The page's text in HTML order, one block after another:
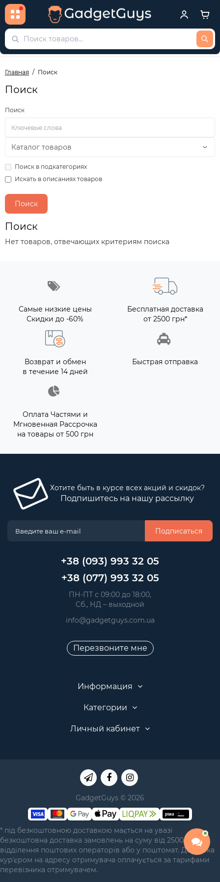
Главная Поиск
Поиск
Поиск
Поиск в подкатегориях
Искать в описаниях товаров
Поиск
Нет товаров, отвечающих критериям поиска
Самые низкие цены
Скидки до -60%
Бесплатная доставка
от 2500 грн*
Возврат и обмен
в течение 14 дней
Быстрая отправка
Оплата Частями и
Мгновенная Рассрочка
на товары от 500 грн
Хотите быть в курсе всех акций и скидок?
Подпишитесь на нашу рассылку
Подписаться
+38 (093) 993 32 05
+38 (077) 993 32 05
ПН-ПТ с 09:00 до 18:00,
Сб., НД – выходной
info@gadgetguys.com.ua
Перезвоните мне
Информация
Категории
Личный кабинет
GadgetGuys © 2026
* під безкоштовною доставкою мається на увазі
безкоштовна доставка замовлень на суму від 2500 грн у
відділення поштових операторів або у поштомат. Доставка
курʼєром на адресу отримувача оплачується за тарифами
перевізника отримувачем.